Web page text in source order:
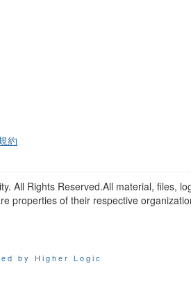
約
All Rights Reserved.All material, files,
properties of their respective
by Higher Logic